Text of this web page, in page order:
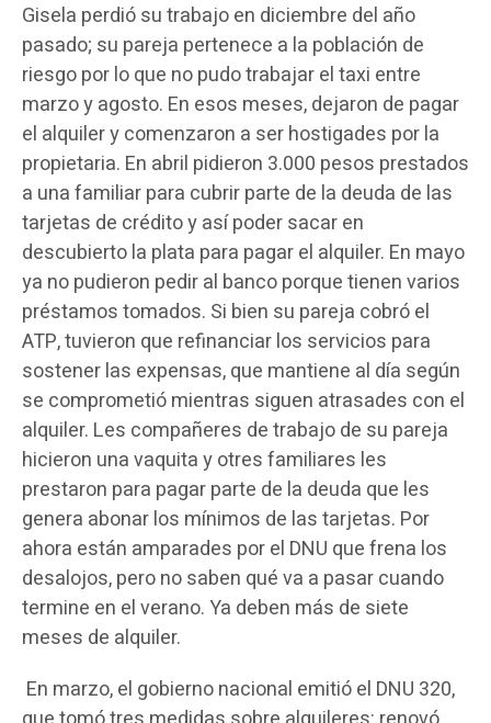
Gisela perdió su trabajo en diciembre del año
pasado; su pareja pertenece a la población de
riesgo por lo que no pudo trabajar el taxi entre
marzo y agosto. En esos meses, dejaron de pagar
el alquiler y comenzaron a ser hostigades por la
propietaria. En abril pidieron 3.000 pesos prestados
a una familiar para cubrir parte de la deuda de las
tarjetas de crédito y así poder sacar en
descubierto la plata para pagar el alquiler. En mayo
ya no pudieron pedir al banco porque tienen varios
préstamos tomados. Si bien su pareja cobró el
ATP, tuvieron que refinanciar los servicios para
sostener las expensas, que mantiene al día según
se comprometió mientras siguen atrasades con el
alquiler. Les compañeres de trabajo de su pareja
hicieron una vaquita y otres familiares les
prestaron para pagar parte de la deuda que les
genera abonar los mínimos de las tarjetas. Por
ahora están amparades por el DNU que frena los
desalojos, pero no saben qué va a pasar cuando
termine en el verano. Ya deben más de siete
meses de alquiler.
En marzo, el gobierno nacional emitió el DNU 320,